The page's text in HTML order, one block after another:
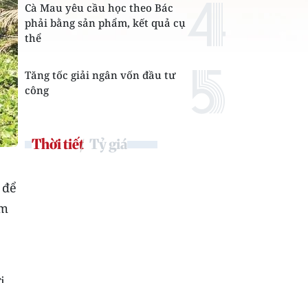
Cà Mau yêu cầu học theo Bác
phải bằng sản phẩm, kết quả cụ
thể
Tăng tốc giải ngân vốn đầu tư
công
Thời tiết Tỷ giá